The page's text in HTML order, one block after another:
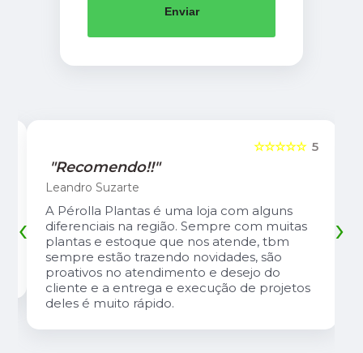
Enviar
5
☆☆☆☆☆
"Recomendo!!"
Leandro Suzarte
A Pérolla Plantas é uma loja com alguns
diferenciais na região. Sempre com muitas
plantas e estoque que nos atende, tbm
sempre estão trazendo novidades, são
proativos no atendimento e desejo do
cliente e a entrega e execução de projetos
deles é muito rápido.
‹ ›